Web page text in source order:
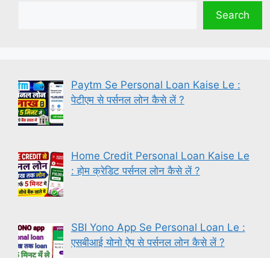
Search
Paytm Se Personal Loan Kaise Le :
पेटीएम से पर्सनल लोन कैसे लें ?
Home Credit Personal Loan Kaise Le
: होम क्रेडिट पर्सनल लोन कैसे लें ?
SBI Yono App Se Personal Loan Le :
एसबीआई योनो ऐप से पर्सनल लोन कैसे लें ?